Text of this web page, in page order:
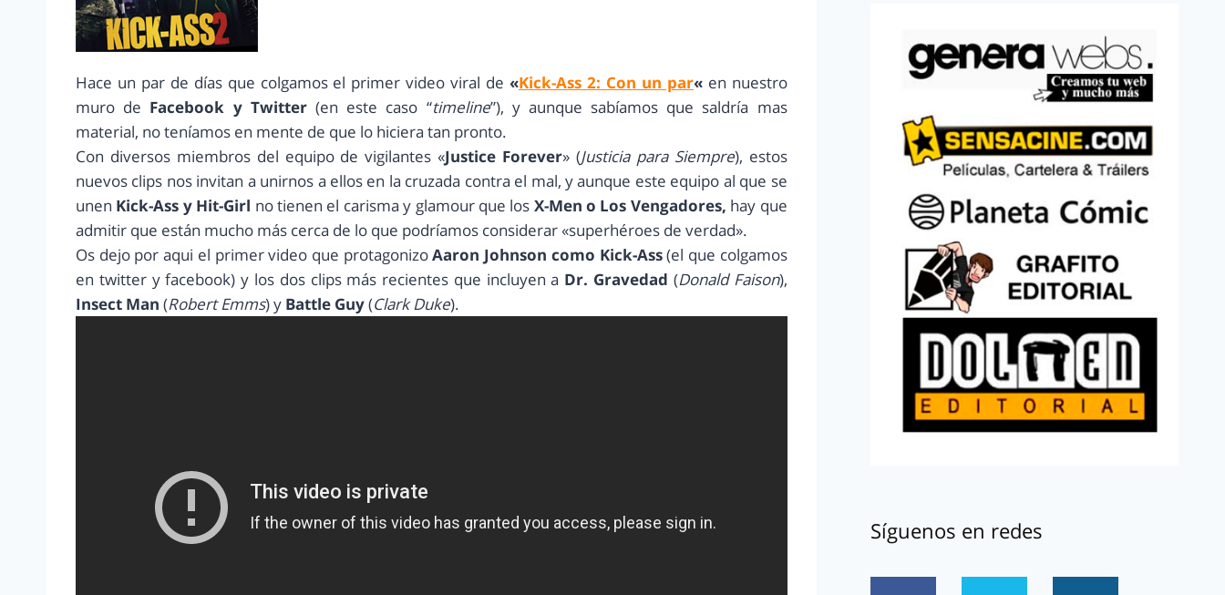
Hace un par de días que colgamos el primer video viral de«Kick-Ass 2: Con un par«en nuestro
muro de Facebook y Twitter (en este caso “timeline”), y aunque sabíamos que saldría mas
material, no teníamos en mente de que lo hiciera tan pronto.
Con diversos miembros del equipo de vigilantes «Justice Forever» (Justicia para Siempre), estos
nuevos clips nos invitan a unirnos a ellos en la cruzada contra el mal, y aunque este equipo al que se
unen Kick-Ass y Hit-Girl no tienen el carisma y glamour que los X-Men o Los Vengadores, hay que
admitir que están mucho más cerca de lo que podríamos considerar «superhéroes de verdad».
Os dejo por aqui el primer video que protagonizoAaron Johnson como Kick-Ass(el que colgamos
en twitter y facebook) y los dos clips más recientes que incluyen a Dr. Gravedad (Donald Faison),
Insect Man (Robert Emms) y Battle Guy(Clark Duke).
Síguenos en redes